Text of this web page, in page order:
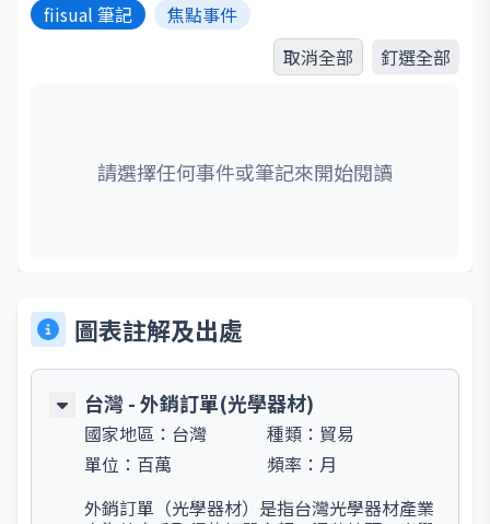
fiisual 筆記
焦點事件
取消全部
釘選全部
請選擇任何事件或筆記來開始閱讀
圖表註解及出處
台灣 - 外銷訂單(光學器材)
國家地區： 台灣 種類： 貿易
單位： 百萬 頻率： 月
外銷訂單（光學器材）是指台灣光學器材產業